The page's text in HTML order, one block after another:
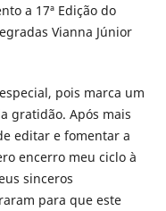
a 17ª Edição do
Vianna Júnior
pois marca um
gratidão. Após mais
editar e fomentar a
encerro meu ciclo à
sinceros
para que este